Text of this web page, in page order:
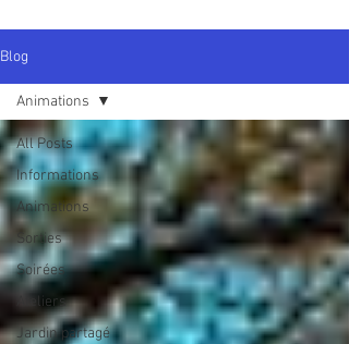
Blog
All Posts
Informations
Animations
Sorties
Soirées
Ateliers
Jardin partagé
Animations